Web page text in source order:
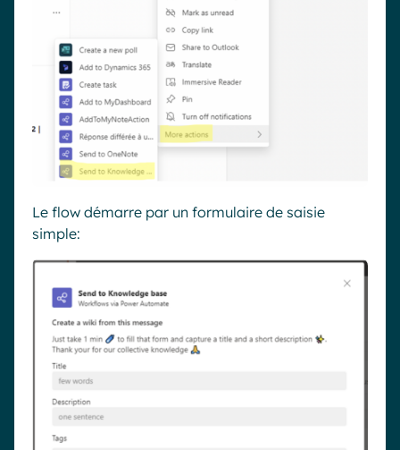
Le flow démarre par un formulaire de saisie
simple: